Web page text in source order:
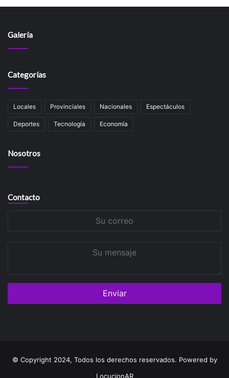
Galería
Categorías
Locales Provinciales Nacionales Espectáculos
Deportes Tecnología Economía
Nosotros
Contacto
© Copyright 2024, Todos los derechos reservados. Powered by
LocucionAR